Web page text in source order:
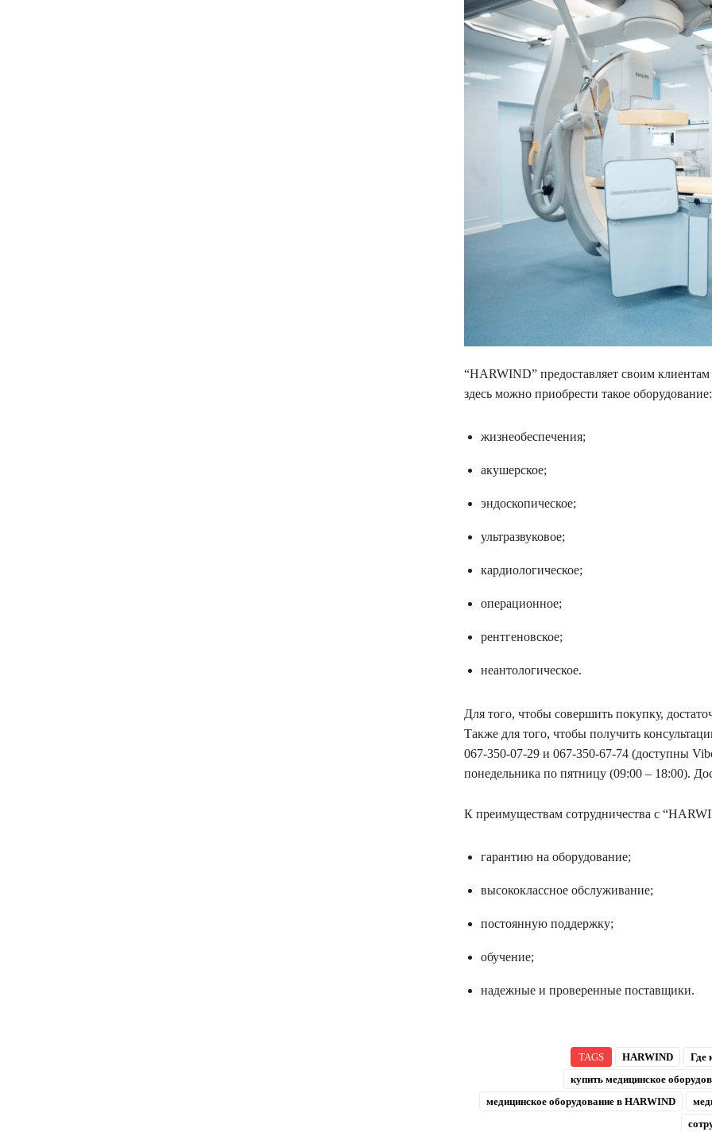
“HARWIND” предоставляет своим
здесь можно приобрести такое оборудование:
жизнеобеспечения;
акушерское;
эндоскопическое;
ультразвуковое;
кардиологическое;
операционное;
рентгеновское;
неантологическое.
Для того, чтобы совершить покупку,
Также для того, чтобы получить
067-350-07-29 и 067-350-67-74 (доступны
понедельника по пятницу (09:00 – 18:00).
К преимуществам сотрудничества с
гарантию на оборудование;
высококлассное обслуживание;
постоянную поддержку;
обучение;
надежные и проверенные поставщики.
TAGS HARWIND
Где
купить медицинское
медицинское оборудование в HARWIND